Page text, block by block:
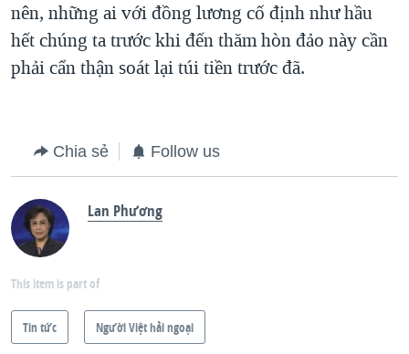
nên, những ai với đồng lương cố định như hầu
hết chúng ta trước khi đến thăm hòn đảo này cần
phải cẩn thận soát lại túi tiền trước đã.
Chia sẻ Follow us
Lan Phương
This item is part of
Tin tức Người Việt hải ngoại